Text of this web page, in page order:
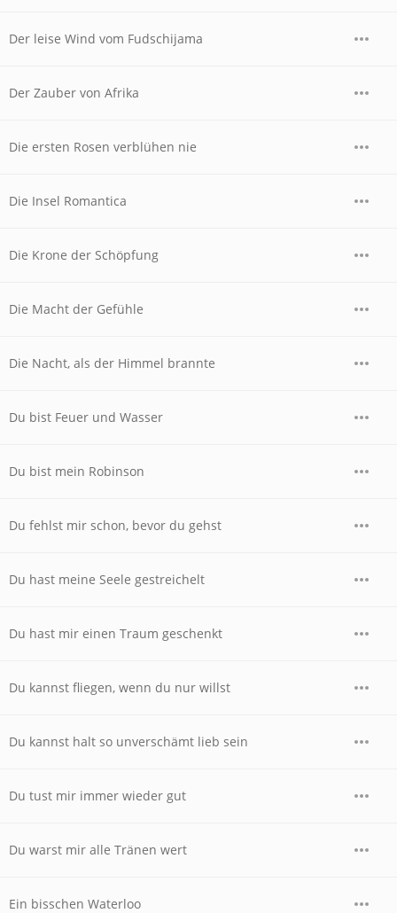
Der leise Wind vom Fudschijama
Der Zauber von Afrika
Die ersten Rosen verblühen nie
Die Insel Romantica
Die Krone der Schöpfung
Die Macht der Gefühle
Die Nacht, als der Himmel brannte
Du bist Feuer und Wasser
Du bist mein Robinson
Du fehlst mir schon, bevor du gehst
Du hast meine Seele gestreichelt
Du hast mir einen Traum geschenkt
Du kannst fliegen, wenn du nur willst
Du kannst halt so unverschämt lieb sein
Du tust mir immer wieder gut
Du warst mir alle Tränen wert
Ein bisschen Waterloo